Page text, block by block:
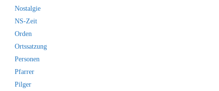
Nostalgie
NS-Zeit
Orden
Ortssatzung
Personen
Pfarrer
Pilger